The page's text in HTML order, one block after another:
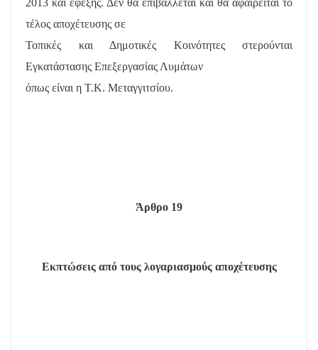
2013 και εφεξής. Δεν θα επιβάλλεται και θα αφαιρείται το
τέλος αποχέτευσης σε
Τοπικές και Δημοτικές Κοινότητες στερούνται
Εγκατάστασης Επεξεργασίας Λυμάτων
όπως είναι η Τ.Κ. Μεταγγιτσίου.
Άρθρο 19
Εκπτώσεις από τους λογαριασμούς αποχέτευσης